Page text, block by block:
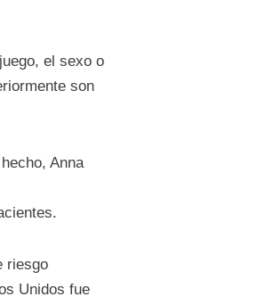
el sexo o
son
Anna
riesgo
Unidos fue